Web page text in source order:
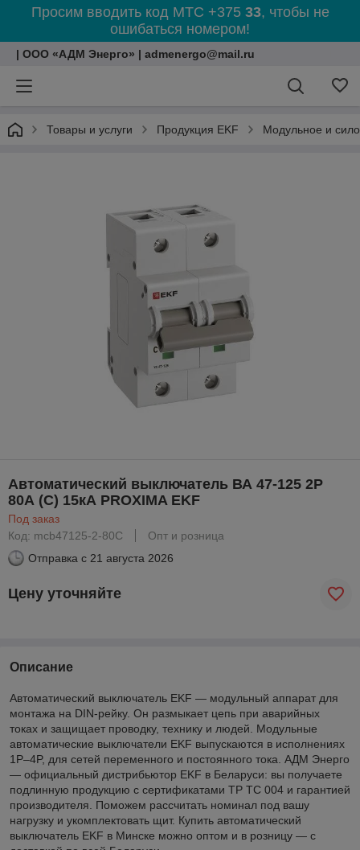
Просим вводить код МТС +375 33, чтобы не
ошибаться номером!
| ООО «АДМ Энерго» | admenergo@mail.ru
Товары и услуги Продукция EKF Модульное и
Автоматический выключатель ВА 47-125 2P
80А (C) 15кА PROXIMA EKF
Под заказ
Код: mcb47125-2-80C
Опт и розница
Отправка с 21 августа 2026
Цену уточняйте
Описание
Автоматический выключатель EKF — модульный аппарат для
монтажа на DIN-рейку. Он размыкает цепь при аварийных
токах и защищает проводку, технику и людей. Модульные
автоматические выключатели EKF выпускаются в исполнениях
1P–4P, для сетей переменного и постоянного тока. АДМ Энерго
— официальный дистрибьютор EKF в Беларуси: вы получаете
подлинную продукцию с сертификатами ТР ТС 004 и гарантией
производителя. Поможем рассчитать номинал под вашу
нагрузку и укомплектовать щит. Купить автоматический
выключатель EKF в Минске можно оптом и в розницу — с